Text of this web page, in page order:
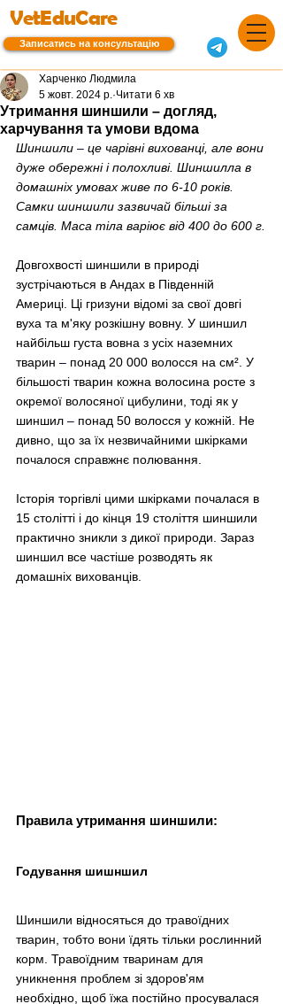
VetEduCare
Записатись на консультацію
Утримання шиншили – догляд,
харчування та умови вдома
Харченко Людмила
5 жовт. 2024 р. Читати 6 хв
Шиншили – це чарівні вихованці, але вони
дуже обережні і полохливі. Шиншилла в
домашніх умовах живе по 6-10 років.
Самки шиншили зазвичай більші за
самців. Маса тіла варіює від 400 до 600 г.
Довгохвості шиншили в природі
зустрічаються в Андах в Південній
Америці. Ці гризуни відомі за свої довгі
вуха та м'яку розкішну вовну. У шиншил
найбільш густа вовна з усіх наземних
тварин – понад 20 000 волосся на см². У
більшості тварин кожна волосина росте з
окремої волосяної цибулини, тоді як у
шиншил – понад 50 волосся у кожній. Не
дивно, що за їх незвичайними шкірками
почалося справжнє полювання.
Історія торгівлі цими шкірками почалася в
15 столітті і до кінця 19 століття шиншили
практично зникли з дикої природи. Зараз
шиншил все частіше розводять як
домашніх вихованців.
Правила утримання шиншили:
Годування шишншил
Шиншили відносяться до травоїдних
тварин, тобто вони їдять тільки рослинний
корм. Травоїдним тваринам для
уникнення проблем зі здоров'ям
необхідно, щоб їжа постійно просувалася